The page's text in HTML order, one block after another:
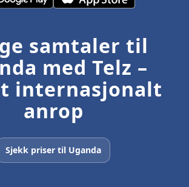
samtaler til
med Telz –
internasjonalt
anrop
Sjekk priser til Uganda